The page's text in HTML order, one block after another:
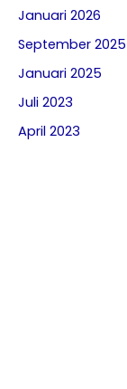
Januari 2026
September 2025
Januari 2025
Juli 2023
April 2023